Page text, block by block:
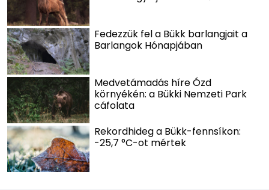
Fedezzük fel a Bükk barlangjait a
Barlangok Hónapjában
Medvetámadás híre Ózd
környékén: a Bükki Nemzeti Park
cáfolata
Rekordhideg a Bükk-fennsíkon:
-25,7 °C-ot mértek